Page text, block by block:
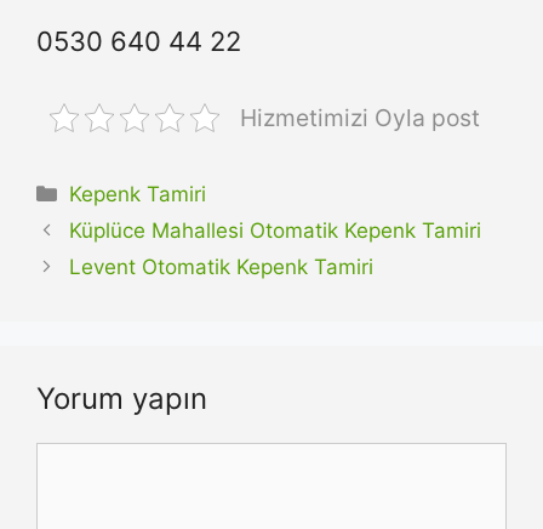
0530 640 44 22
Hizmetimizi Oyla post
Kategoriler
Kepenk Tamiri
Küplüce Mahallesi Otomatik Kepenk Tamiri
Levent Otomatik Kepenk Tamiri
Yorum yapın